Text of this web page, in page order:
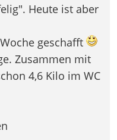
Heute ist aber
geschafft
Zusammen mit
4,6 Kilo im WC